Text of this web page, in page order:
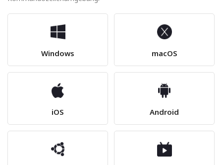
Windows macOS
iOS Android